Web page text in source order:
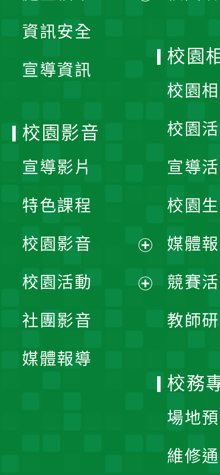
資訊安全
宣導資訊
校園
校園
校園
宣導
校園
媒體
競賽
教師
校園影音
宣導影片
特色課程
校園影音
開
校園活動
社團影音
媒體報導
校務
場地
維修